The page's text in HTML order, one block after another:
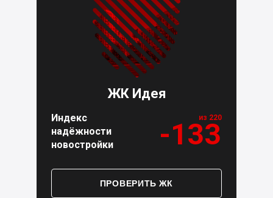
ЖК Идея
Индекс
надёжности
новостройки
из 220
-133
ПРОВЕРИТЬ ЖК